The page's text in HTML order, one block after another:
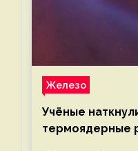
Железо
Учёные
термоядерные